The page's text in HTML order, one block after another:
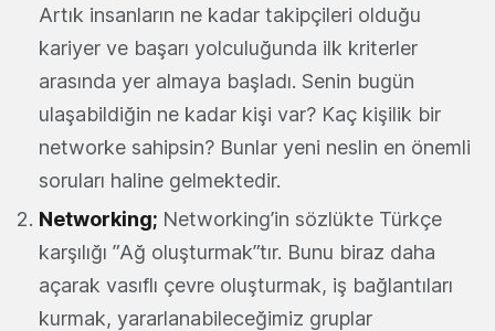
Artık insanların ne kadar takipçileri olduğu
kariyer ve başarı yolculuğunda ilk kriterler
arasında yer almaya başladı. Senin bugün
ulaşabildiğin ne kadar kişi var? Kaç kişilik bir
networke sahipsin? Bunlar yeni neslin en önemli
soruları haline gelmektedir.
Networking; Networking’in sözlükte Türkçe
karşılığı ”Ağ oluşturmak”tır. Bunu biraz daha
açarak vasıflı çevre oluşturmak, iş bağlantıları
kurmak, yararlanabileceğimiz gruplar